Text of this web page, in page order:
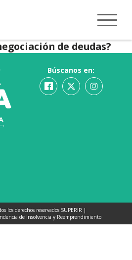
de deudas?
Búscanos en:
los derechos reservados SUPERIR |
de Insolvencia y Reemprendimiento